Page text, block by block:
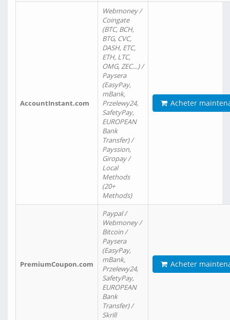
AccountInstant.com
Webmoney /
Coingate
(BTC, BCH,
BTG, CVC,
DASH, ETC,
ETH, LTC,
OMG, ZEC…) /
Paysera
(EasyPay,
mBank,
Przelewy24,
SafetyPay,
EUROPEAN
Bank
Transfer) /
Payssion,
Giropay /
Local
Methods
(20+
Methods)
Acheter
PremiumCoupon.com
Paypal /
Webmoney /
Bitcoin /
Paysera
(EasyPay,
mBank,
Przelewy24,
SafetyPay,
EUROPEAN
Bank
Transfer) /
Skrill
Acheter